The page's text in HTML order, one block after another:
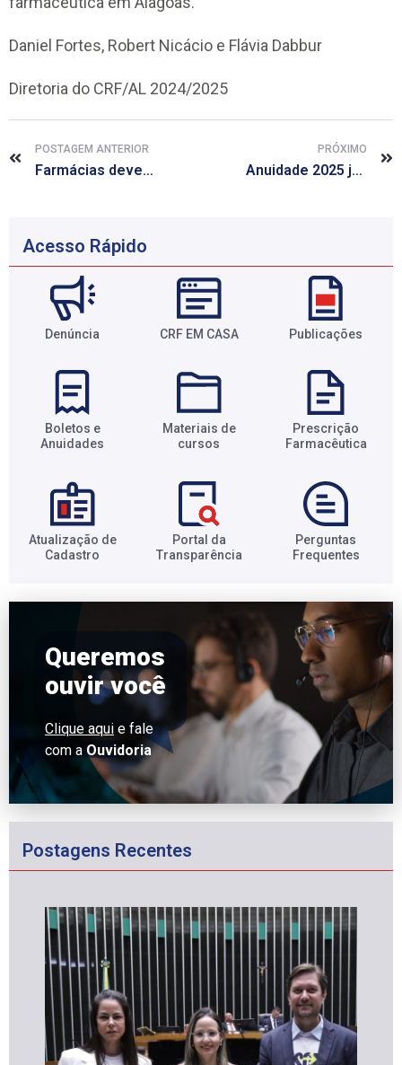
Daniel Fortes, Robert Nicácio e Flávia Dabbur
Diretoria do CRF/AL 2024/2025
POSTAGEM ANTERIOR
Farmácias devem estar preparadas para retorno obrigatório do SNGPC ainda no início de 2025
PRÓXIMO
Anuidade 2025 já disponível pelo CRF em casa
Acesso Rápido
Denúncia CRF EM CASA Publicações
Boletos e
Anuidades​
Materiais de
cursos​
Prescrição
Farmacêutica​
Atualização de
Cadastro​
Portal da
Transparência​
Perguntas
Frequentes​
Queremos
ouvir você
Clique aqui e fale
com aOuvidoria
Postagens Recentes